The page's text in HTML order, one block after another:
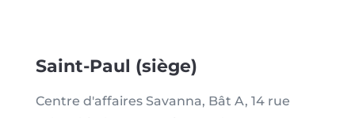
Saint-Paul (siège)
Centre d'affaires Savanna, Bât A, 14 rue